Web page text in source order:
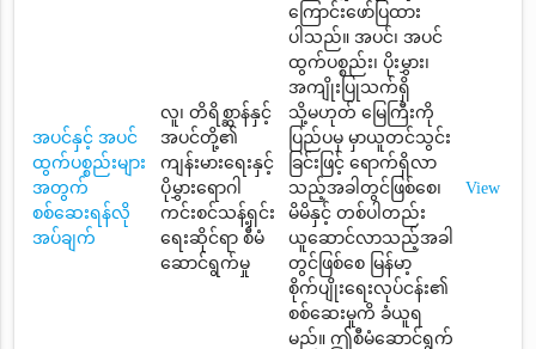
အပင်နှင့် အပင်
ထွက်ပစ္စည်းများ
အတွက်
စစ်ဆေးရန်လို
အပ်ချက်
လူ၊ တိရိစ္ဆာန်နှင့်
အပင်တို့၏
ကျန်းမားရေးနှင့်
ပိုမွှားရောဂါ
ကင်းစင်သန့်ရှင်း
ရေးဆိုင်ရာ စီမံ
ဆောင်ရွက်မှု
ကြောင်းဖော်ပြထား
ပါသည်။ အပင်၊ အပင်
ထွက်ပစ္စည်း၊ ပိုးမွှား၊
အကျိုးပြုသက်ရှိ
သို့မဟုတ် မြေကြီးကို
ပြည်ပမှ မှာယူတင်သွင်း
ခြင်းဖြင့် ရောက်ရှိလာ
သည့်အခါတွင်ဖြစ်စေ၊
မိမိနှင့် တစ်ပါတည်း
ယူဆောင်လာသည့်အခါ
တွင်ဖြစ်စေ မြန်မာ့
စိုက်ပျိုးရေးလုပ်ငန်း၏
စစ်ဆေးမှုကိ ခံယူရ
မည်။ ဤစီမံဆောင်ရွက်
View